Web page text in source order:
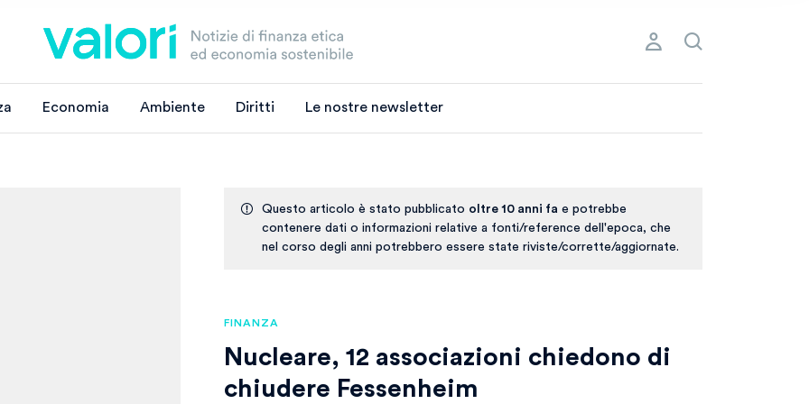
Economia Ambiente Diritti Le nostre newsletter
Questo articolo è stato pubblicato oltre 10 anni fa e potrebbe
contenere dati o informazioni relative a fonti/reference dell'epoca, che
nel corso degli anni potrebbero essere state riviste/corrette/aggiornate.
FINANZA
Nucleare, 12 associazioni chiedono di
chiudere Fessenheim